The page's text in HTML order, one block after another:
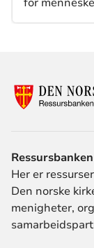
som rene
Ressursbanken
Her er
Den norske
menigheter,